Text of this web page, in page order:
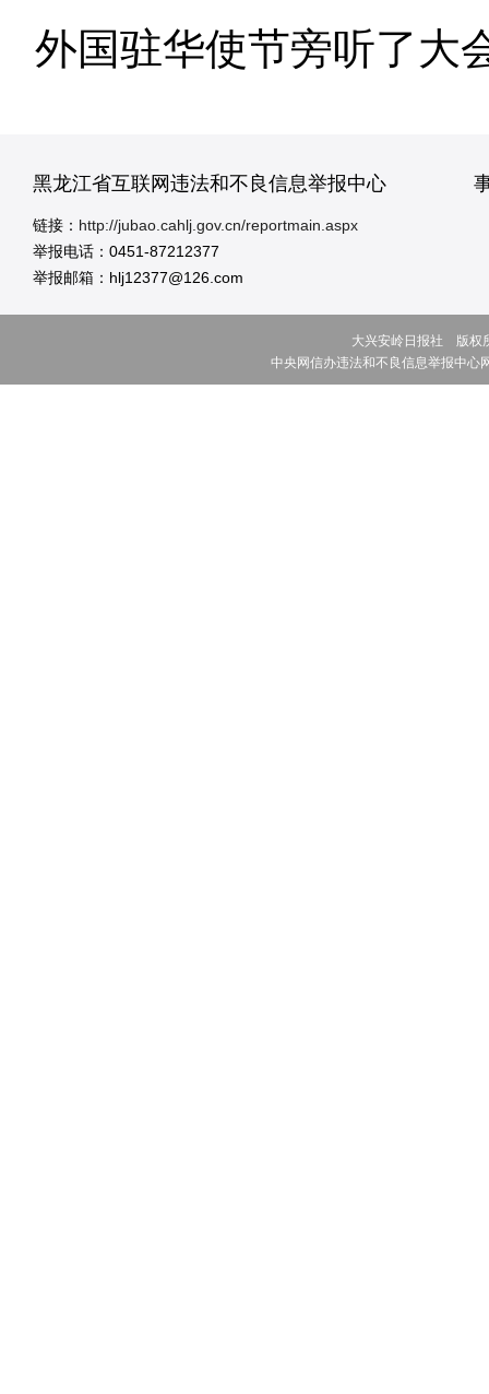
外国驻华使节旁听了大
黑龙江省互联网违法和不良信息举报中心
链接： http://jubao.cahlj.gov.cn/reportmain.aspx
举报电话：0451-87212377
举报邮箱：hlj12377@126.com
大兴安岭日报社 版
中央网信办违法和不良信息举报中心